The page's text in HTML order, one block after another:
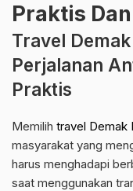
Praktis
Travel
Perjalanan
Praktis
Memilih travel Demak
masyarakat yang
harus menghadapi
saat menggunakan